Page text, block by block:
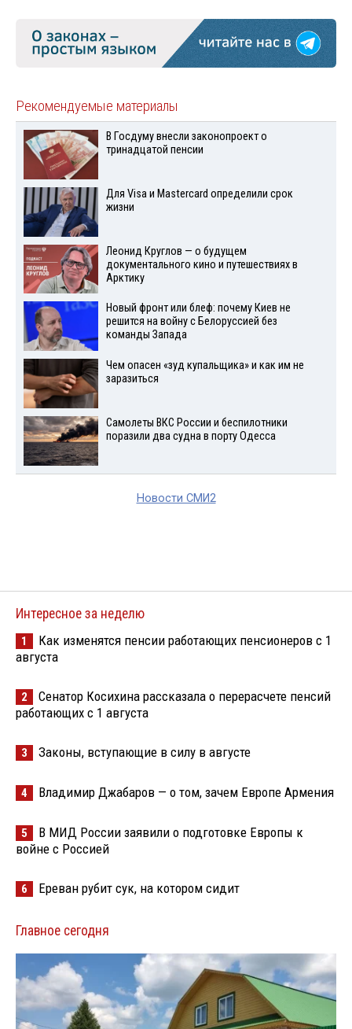
Рекомендуемые материалы
В Госдуму внесли законопроект о
тринадцатой пенсии
Для Visа и Mastercard определили срок
жизни
Леонид Круглов — о будущем
документального кино и путешествиях в
Арктику
Новый фронт или блеф: почему Киев не
решится на войну с Белоруссией без
команды Запада
Чем опасен «зуд купальщика» и как им не
заразиться
Самолеты ВКС России и беспилотники
поразили два судна в порту Одесса
Новости СМИ2
Интересное за неделю
1
Как изменятся пенсии работающих пенсионеров с 1
августа
2
Сенатор Косихина рассказала о перерасчете пенсий
работающих с 1 августа
3 Законы, вступающие в силу в августе
4 Владимир Джабаров — о том, зачем Европе Армения
5
В МИД России заявили о подготовке Европы к
войне с Россией
6 Ереван рубит сук, на котором сидит
Главное сегодня